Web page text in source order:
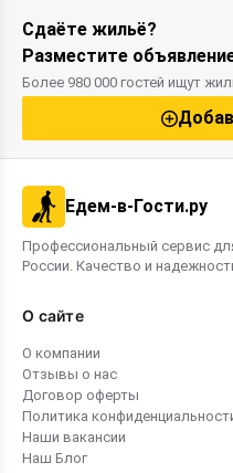
Сдаёте жильё?
Разместите
Более 980 000 гостей ищут
Едем-в-Гости.ру
Профессиональный сервис
России. Качество и
О сайте
О компании
Отзывы о нас
Договор оферты
Политика
Наши вакансии
Наш Блог